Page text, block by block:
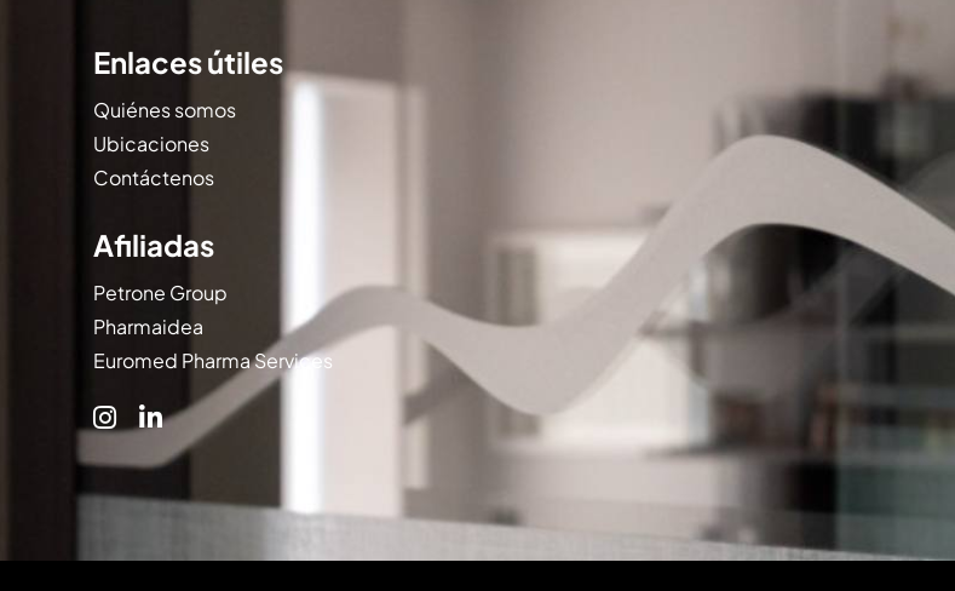
Enlaces útiles
Quiénes somos
Ubicaciones
Contáctenos
Afiliadas
Petrone Group
Pharmaidea
Euromed Pharma Services